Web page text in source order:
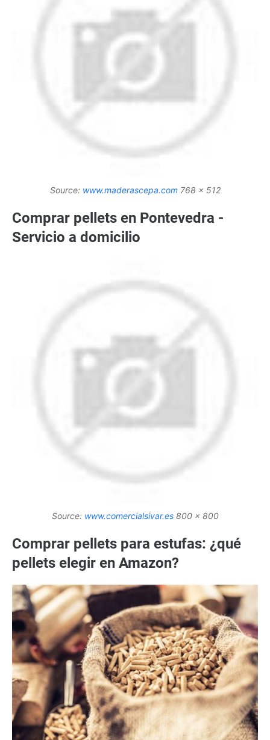
Source: www.maderascepa.com768 x 512
Comprar pellets en Pontevedra -
Servicio a domicilio
Source: www.comercialsivar.es800 x 800
Comprar pellets para estufas: ¿qué
pellets elegir en Amazon?